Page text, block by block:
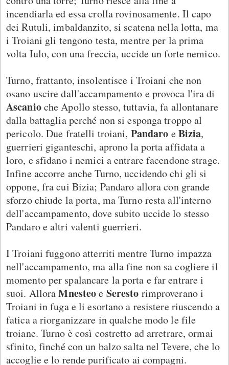
incendiarla ed essa crolla rovinosamente. Il capo
dei Rutuli, imbaldanzito, si scatena nella lotta, ma
i Troiani gli tengono testa, mentre per la prima
volta Iulo, con una freccia, uccide un forte nemico.
Turno, frattanto, insolentisce i Troiani che non
osano uscire dall'accampamento e provoca l'ira di
Ascanioche Apollo stesso, tuttavia, fa allontanare
dalla battaglia perché non si esponga troppo al
pericolo. Due fratelli troiani, Pandaro eBizia,
guerrieri giganteschi, aprono la porta affidata a
loro, e sfidano i nemici a entrare facendone strage.
Infine accorre anche Turno, uccidendo chi gli si
oppone, fra cui Bizia; Pandaro allora con grande
sforzo chiude la porta, ma Turno resta all'interno
dell'accampamento, dove subito uccide lo stesso
Pandaro e altri valenti guerrieri.
I Troiani fuggono atterriti mentre Turno impazza
nell'accampamento, ma alla fine non sa cogliere il
momento per spalancare la porta e far entrare i
suoi. AlloraMnesteoe Seresto rimproverano i
Troiani in fuga e li esortano a resistere riuscendo a
fatica a riorganizzare in qualche modo le file
troiane. Turno è così costretto ad arretrare, ormai
sfinito, finché con un balzo salta nel Tevere, che lo
accoglie e lo rende purificato ai compagni.